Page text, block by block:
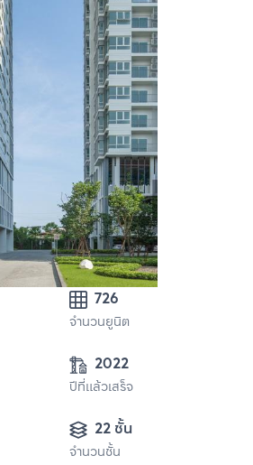
726
จำนวนยูนิต
2022
ปีที่แล้วเสร็จ
22 ชั้น
จำนวนชั้น